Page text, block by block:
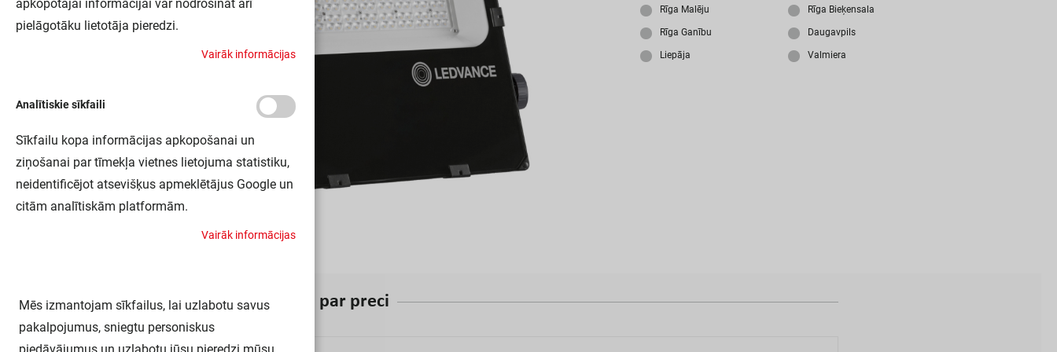
Aiz
id
Rīga Malēju Rīga Bieķensala
Rīga Ganību Daugavpils
Liepāja Valmiera
Inform par preci
apkopotajai informācijai var nodrošināt arī
pielāgotāku lietotāja pieredzi.
Vairāk informācijas
Analītiskie sīkfaili
Sīkfailu kopa informācijas apkopošanai un
ziņošanai par tīmekļa vietnes lietojuma statistiku,
neidentificējot atsevišķus apmeklētājus Google un
citām analītiskām platformām.
Vairāk informācijas
Mēs izmantojam sīkfailus, lai uzlabotu savus
pakalpojumus, sniegtu personiskus